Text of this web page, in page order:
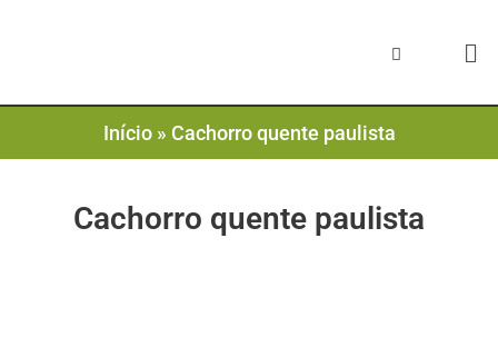
Início» Cachorro quente paulista
Cachorro quente paulista